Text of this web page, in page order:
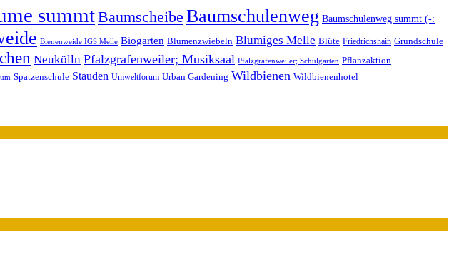
summtBaumscheibe Baumschulenweg Baumschulenweg summt (-:
Bienenweide IGS Melle Biogarten Blumenzwiebeln Blumiges Melle Blüte Friedrichshain Grundschule
Neukölln Pfalzgrafenweiler; Musiksaal Pfalzgrafenweiler; Schulgarten Pflanzaktion
Spatzenschule Stauden Umweltforum Urban Gardening Wildbienen Wildbienenhotel